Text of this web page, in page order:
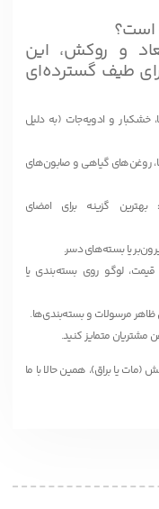
است؟
و روکش، این
طیف گسترده‌ای
خشکبار و ادویه‌جات (به دلیل
روغن‌های گیاهی و صابون‌های
بهترین گزینه برای امضای
یا بسته‌های دسر.
لوگو روی بسته‌بندی یا
مرسولات و بسته‌بندی‌ها.
مشتریان متمایز کنید.
یا براق)، همین حالا با ما